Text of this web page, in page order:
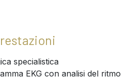
specialistica
EKG con analisi del ritmo